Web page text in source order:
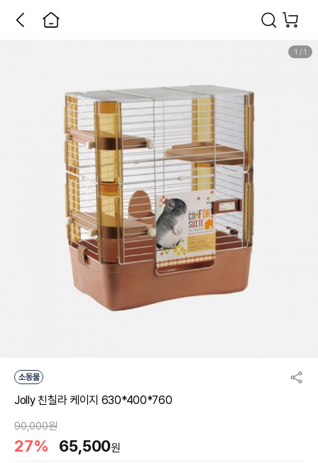
1 / 1
소동물
Jolly 친칠라 케이지 630*400*760
90,000원
27% 65,500원